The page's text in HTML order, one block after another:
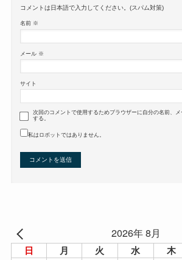
コメントは日本語で入力してください。(スパム対策)
名前 ※
メール ※
サイト
次回のコメントで使用するためブラウザーに自分の名前、
する。
私はロボットではありません。
2026年 8月
日 月 火 水 木